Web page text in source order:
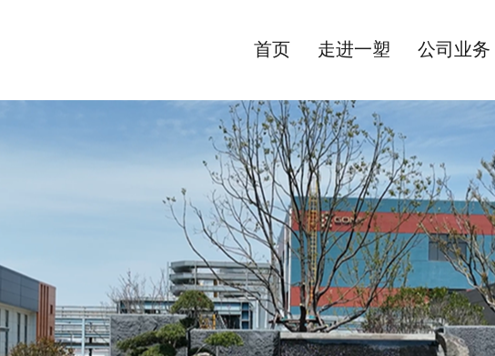
首页 走进一塑 公司业务